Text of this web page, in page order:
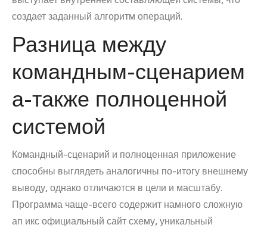
создает заданный алгоритм операций.
Разница между
командным-сценарием
а-также полноценной
системой
Командный-сценарий и полноценная приложение
способны выглядеть аналогичны по-итогу внешнему
выводу, однако отличаются в цели и масштабу.
Программа чаще-всего содержит намного сложную
ап икс официальный сайт схему, уникальный